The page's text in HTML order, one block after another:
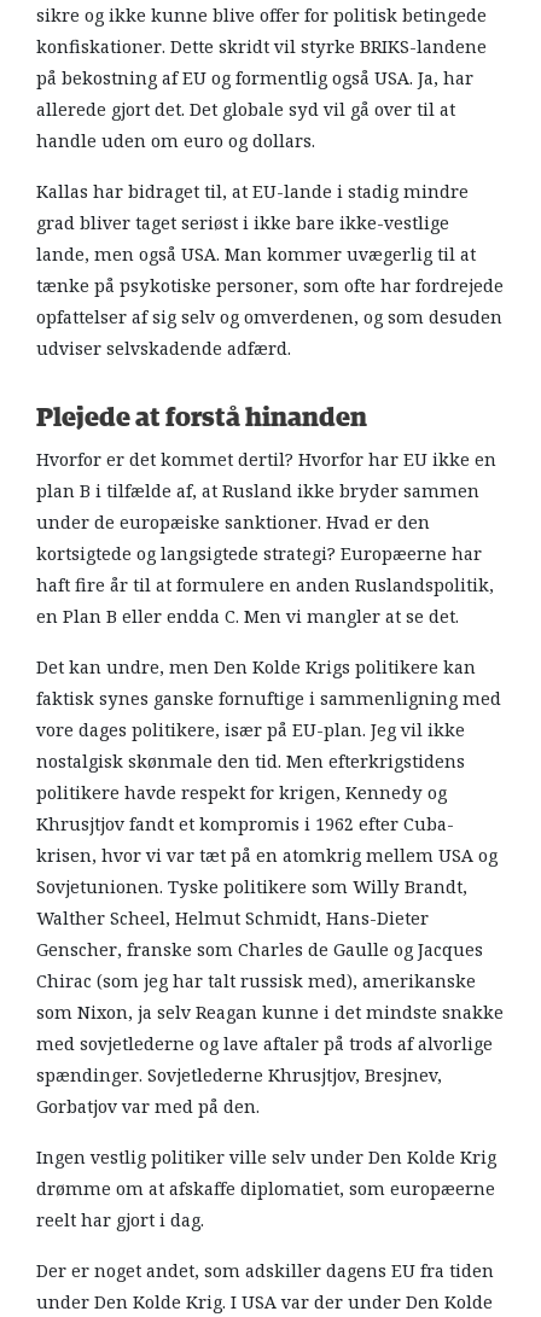
sikre og ikke kunne blive offer for politisk betingede
konfiskationer. Dette skridt vil styrke BRIKS-landene
på bekostning af EU og formentlig også USA. Ja, har
allerede gjort det. Det globale syd vil gå over til at
handle uden om euro og dollars.
Kallas har bidraget til, at EU-lande i stadig mindre
grad bliver taget seriøst i ikke bare ikke-vestlige
lande, men også USA. Man kommer uvægerlig til at
tænke på psykotiske personer, som ofte har fordrejede
opfattelser af sig selv og omverdenen, og som desuden
udviser selvskadende adfærd.
Plejede at forstå hinanden
Hvorfor er det kommet dertil? Hvorfor har EU ikke en
plan B i tilfælde af, at Rusland ikke bryder sammen
under de europæiske sanktioner. Hvad er den
kortsigtede og langsigtede strategi? Europæerne har
haft fire år til at formulere en anden Ruslandspolitik,
en Plan B eller endda C. Men vi mangler at se det.
Det kan undre, men Den Kolde Krigs politikere kan
faktisk synes ganske fornuftige i sammenligning med
vore dages politikere, især på EU-plan. Jeg vil ikke
nostalgisk skønmale den tid. Men efterkrigstidens
politikere havde respekt for krigen, Kennedy og
Khrusjtjov fandt et kompromis i 1962 efter Cuba-
krisen, hvor vi var tæt på en atomkrig mellem USA og
Sovjetunionen. Tyske politikere som Willy Brandt,
Walther Scheel, Helmut Schmidt, Hans-Dieter
Genscher, franske som Charles de Gaulle og Jacques
Chirac (som jeg har talt russisk med), amerikanske
som Nixon, ja selv Reagan kunne i det mindste snakke
med sovjetlederne og lave aftaler på trods af alvorlige
spændinger. Sovjetlederne Khrusjtjov, Bresjnev,
Gorbatjov var med på den.
Ingen vestlig politiker ville selv under Den Kolde Krig
drømme om at afskaffe diplomatiet, som europæerne
reelt har gjort i dag.
Der er noget andet, som adskiller dagens EU fra tiden
under Den Kolde Krig. I USA var der under Den Kolde